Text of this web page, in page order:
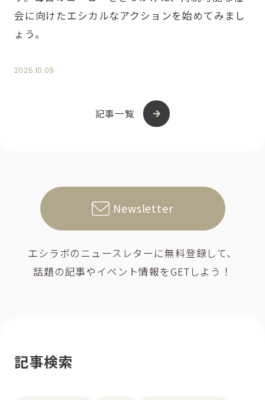
会に向けたエシカルなアクションを始めてみまし
ょう。
2025.10.09
記事一覧
Newsletter
エシラボのニュースレターに無料登録して、
話題の記事やイベント情報をGETしよう！
記事検索